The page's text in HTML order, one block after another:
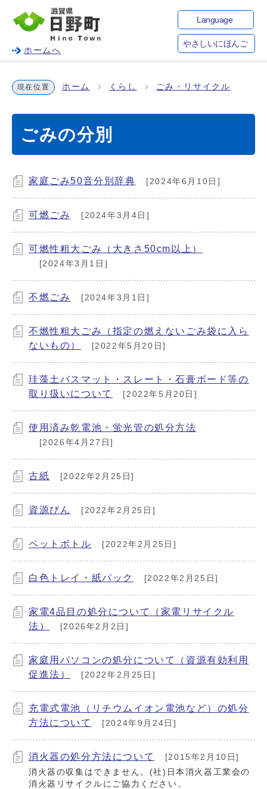
ホームへ
Language
やさしいにほんご
現在位置 ホーム くらし ごみ・リサイクル
ごみの分別
家庭ごみ50音分別辞典 [2024年6月10日]
可燃ごみ [2024年3月4日]
可燃性粗大ごみ（大きさ50cm以上）
[2024年3月1日]
不燃ごみ [2024年3月1日]
不燃性粗大ごみ（指定の燃えないごみ袋に入ら
ないもの）
[2022年5月20日]
珪藻土バスマット・スレート・石膏ボード等の
取り扱いについて
[2022年5月20日]
使用済み乾電池・蛍光管の処分方法
[2026年4月27日]
古紙 [2022年2月25日]
資源びん [2022年2月25日]
ペットボトル [2022年2月25日]
白色トレイ・紙パック [2022年2月25日]
家電4品目の処分について（家電リサイクル
法）
[2026年2月2日]
家庭用パソコンの処分について（資源有効利用
促進法）
[2022年2月25日]
充電式電池（リチウムイオン電池など）の処分
方法について
[2024年9月24日]
消火器の処分方法について
[2015年2月10日]
消火器の収集はできません。(社)日本消火器工業会の
消火器リサイクルにご協力ください。